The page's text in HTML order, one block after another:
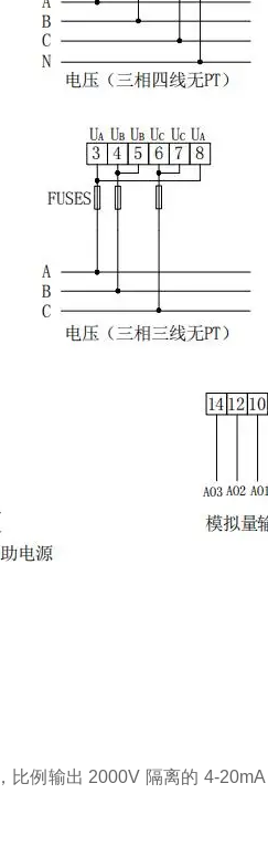
比例输出 2000V 隔离的 4-20mA